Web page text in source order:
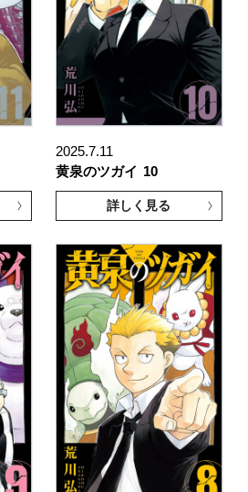
2025.7.11
黄泉のツガイ 10
詳しく見る